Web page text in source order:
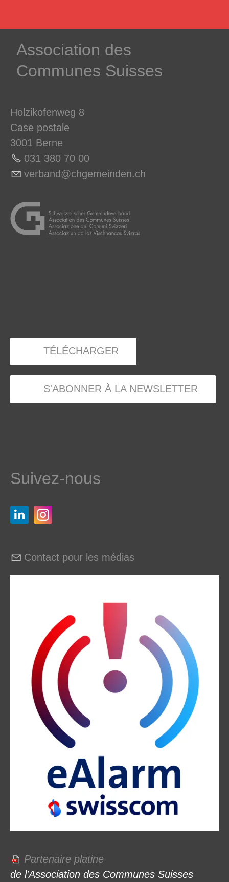
­Association des­
Communes ­Suisses
Holzikofenweg 8
Case postale
3001 Berne
031 380 70 00
v rb nd chg m nd n ch
TÉLÉCHARGER
S'ABONNER À LA NEWSLETTER
Suivez-nous
Contact pour les médias
Partenaire platine
de l'Association des Communes Suisses